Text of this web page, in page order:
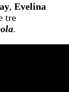
, Evelina
tre
.